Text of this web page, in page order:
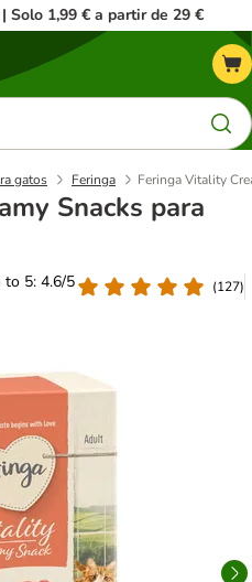
Solo 1,99 € a partir de 29 €
gatos Feringa Feringa Vitality
Snacks para
to 5: 4.6/5
(127)